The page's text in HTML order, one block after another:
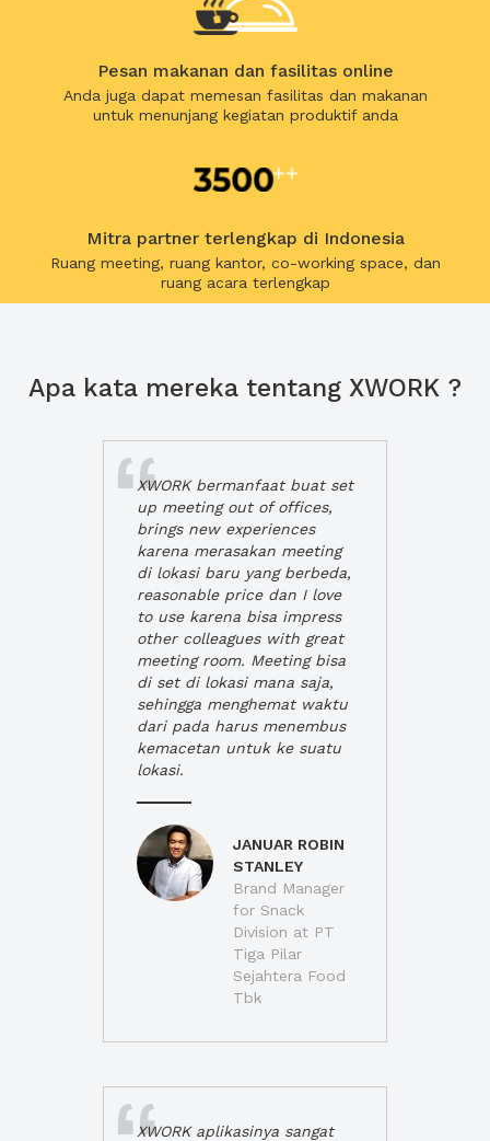
Pesan makanan dan fasilitas online
Anda juga dapat memesan fasilitas dan makanan
untuk menunjang kegiatan produktif anda
Mitra partner terlengkap di Indonesia
Ruang meeting, ruang kantor, co-working space, dan
ruang acara terlengkap
Apa kata mereka tentang XWORK ?
XWORK bermanfaat buat set
up meeting out of offices,
brings new experiences
karena merasakan meeting
di lokasi baru yang berbeda,
reasonable price dan I love
to use karena bisa impress
other colleagues with great
meeting room. Meeting bisa
di set di lokasi mana saja,
sehingga menghemat waktu
dari pada harus menembus
kemacetan untuk ke suatu
lokasi.
JANUAR ROBIN
STANLEY
Brand Manager
for Snack
Division at PT
Tiga Pilar
Sejahtera Food
Tbk
XWORK aplikasinya sangat